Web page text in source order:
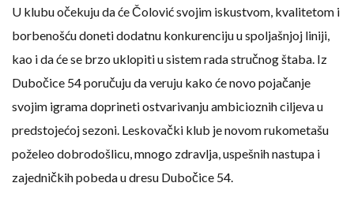
U klubu očekuju da će Čolović svojim iskustvom, kvalitetom i
borbenošću doneti dodatnu konkurenciju u spoljašnjoj liniji,
kao i da će se brzo uklopiti u sistem rada stručnog štaba. Iz
Dubočice 54 poručuju da veruju kako će novo pojačanje
svojim igrama doprineti ostvarivanju ambicioznih ciljeva u
predstojećoj sezoni. Leskovački klub je novom rukometašu
poželeo dobrodošlicu, mnogo zdravlja, uspešnih nastupa i
zajedničkih pobeda u dresu Dubočice 54.